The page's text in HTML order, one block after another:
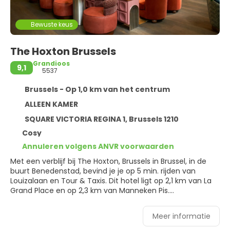
Bewuste keus
The Hoxton Brussels
9,1
Grandioos
5537
Brussels - Op 1,0 km van het centrum
ALLEEN KAMER
SQUARE VICTORIA REGINA 1, Brussels 1210
Cosy
Annuleren volgens ANVR voorwaarden
Met een verblijf bij The Hoxton, Brussels in Brussel, in de
buurt Benedenstad, bevind je je op 5 min. rijden van
Louizalaan en Tour & Taxis. Dit hotel ligt op 2,1 km van La
Grand Place en op 2,3 km van Manneken Pis.
Profiteer van een 24-uurs fitnesscentrum of maak
gebruik van gratis wifi of een bankethal.Meer informatie